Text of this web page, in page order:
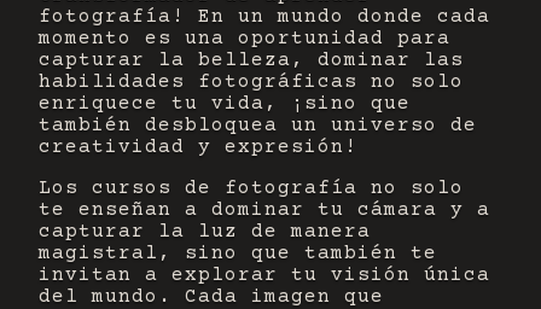
fotografía! En un mundo donde cada
momento es una oportunidad para
capturar la belleza, dominar las
habilidades fotográficas no solo
enriquece tu vida, ¡sino que
también desbloquea un universo de
creatividad y expresión!
Los cursos de fotografía no solo
te enseñan a dominar tu cámara y a
capturar la luz de manera
magistral, sino que también te
invitan a explorar tu visión única
del mundo. Cada imagen que